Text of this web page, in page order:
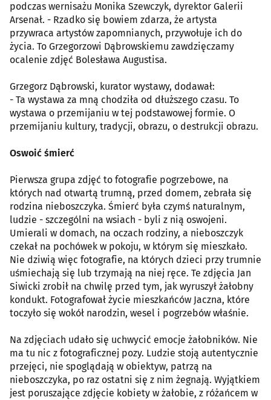
podczas wernisażu Monika Szewczyk, dyrektor Galerii
Arsenał. - Rzadko się bowiem zdarza, że artysta
przywraca artystów zapomnianych, przywołuje ich do
życia. To Grzegorzowi Dąbrowskiemu zawdzięczamy
ocalenie zdjęć Bolesława Augustisa.
Grzegorz Dąbrowski, kurator wystawy, dodawał:
- Ta wystawa za mną chodziła od dłuższego czasu. To
wystawa o przemijaniu w tej podstawowej formie. O
przemijaniu kultury, tradycji, obrazu, o destrukcji obrazu.
Oswoić śmierć
Pierwsza grupa zdjęć to fotografie pogrzebowe, na
których nad otwartą trumną, przed domem, zebrała się
rodzina nieboszczyka. Śmierć była czymś naturalnym,
ludzie - szczególni na wsiach - byli z nią oswojeni.
Umierali w domach, na oczach rodziny, a nieboszczyk
czekał na pochówek w pokoju, w którym się mieszkało.
Nie dziwią więc fotografie, na których dzieci przy trumnie
uśmiechają się lub trzymają na niej ręce. Te zdjęcia Jan
Siwicki zrobił na chwilę przed tym, jak wyruszył żałobny
kondukt. Fotografował życie mieszkańców Jaczna, które
toczyło się wokół narodzin, wesel i pogrzebów właśnie.
Na zdjęciach udało się uchwycić emocje żałobników. Nie
ma tu nic z fotograficznej pozy. Ludzie stoją autentycznie
przejęci, nie spoglądają w obiektyw, patrzą na
nieboszczyka, po raz ostatni się z nim żegnają. Wyjątkiem
jest poruszające zdjęcie kobiety w żałobie, z różańcem w